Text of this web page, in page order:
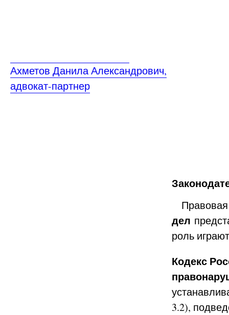
Ахметов Данила Александрович,
адвокат-партнер
Правовая
дел
роль
Кодекс
3.2),